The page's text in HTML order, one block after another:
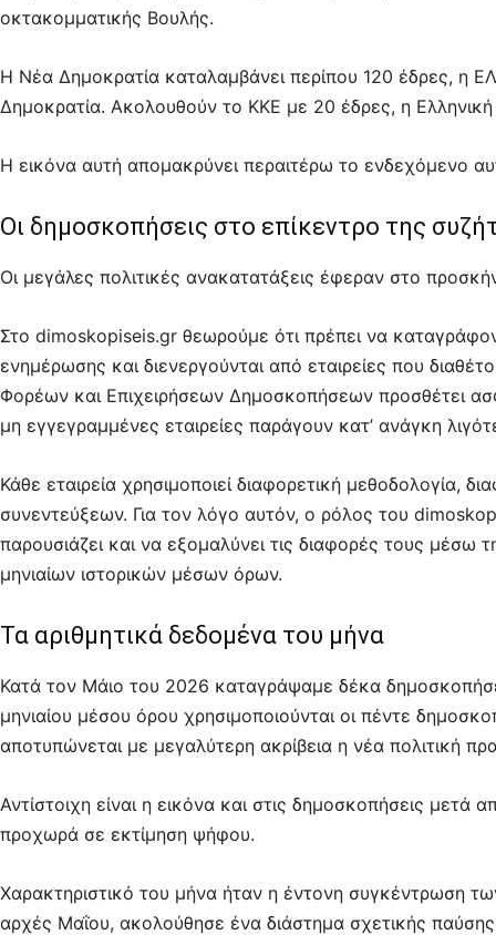
οκτακομματικής Βουλής.
Η Νέα Δημοκρατία καταλαμβάνει περίπου 120 έδρες, η
Δημοκρατία. Ακολουθούν το ΚΚΕ με 20 έδρες, η
Η εικόνα αυτή απομακρύνει περαιτέρω το ενδεχόμενο
Οι δημοσκοπήσεις στο επίκεντρο της
Οι μεγάλες πολιτικές ανακατατάξεις έφεραν στο
Στο dimoskopiseis.gr θεωρούμε ότι πρέπει να
ενημέρωσης και διενεργούνται από εταιρείες που
Φορέων και Επιχειρήσεων Δημοσκοπήσεων προσθέτει
μη εγγεγραμμένες εταιρείες παράγουν κατ’ ανάγκη
Κάθε εταιρεία χρησιμοποιεί διαφορετική μεθοδολογία,
συνεντεύξεων. Για τον λόγο αυτόν, ο ρόλος του
παρουσιάζει και να εξομαλύνει τις διαφορές τους
μηνιαίων ιστορικών μέσων όρων.
Τα αριθμητικά δεδομένα του μήνα
Κατά τον Μάιο του 2026 καταγράψαμε δέκα
μηνιαίου μέσου όρου χρησιμοποιούνται οι πέντε
αποτυπώνεται με μεγαλύτερη ακρίβεια η νέα πολιτική
Αντίστοιχη είναι η εικόνα και στις δημοσκοπήσεις
προχωρά σε εκτίμηση ψήφου.
Χαρακτηριστικό του μήνα ήταν η έντονη συγκέντρωση
αρχές Μαΐου, ακολούθησε ένα διάστημα σχετικής